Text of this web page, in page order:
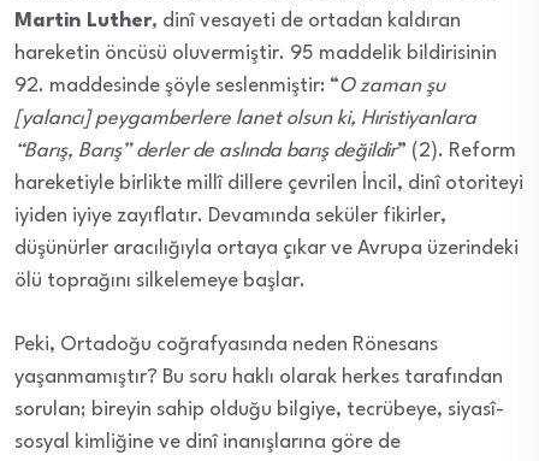
Martin Luther, dinî vesayeti de ortadan kaldıran
hareketin öncüsü oluvermiştir. 95 maddelik bildirisinin
92. maddesinde şöyle seslenmiştir: “O zaman şu
[yalancı] peygamberlere lanet olsun ki, Hıristiyanlara
“Barış, Barış” derler de aslında barış değildir” (2). Reform
hareketiyle birlikte millî dillere çevrilen İncil, dinî otoriteyi
iyiden iyiye zayıflatır. Devamında seküler fikirler,
düşünürler aracılığıyla ortaya çıkar ve Avrupa üzerindeki
ölü toprağını silkelemeye başlar.
Peki, Ortadoğu coğrafyasında neden Rönesans
yaşanmamıştır? Bu soru haklı olarak herkes tarafından
sorulan; bireyin sahip olduğu bilgiye, tecrübeye, siyasî-
sosyal kimliğine ve dinî inanışlarına göre de